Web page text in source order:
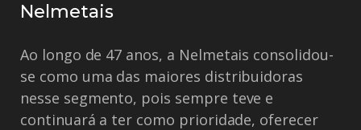
Nelmetais
Ao longo de 47 anos, a Nelmetais consolidou-
se como uma das maiores distribuidoras
nesse segmento, pois sempre teve e
continuará a ter como prioridade, oferecer